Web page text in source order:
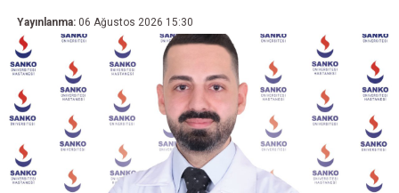
Yayınlanma: 06 Ağustos 2026 15:30